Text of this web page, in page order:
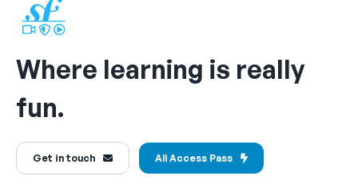
Where learning is really
fun.
Get in touch All Access Pass